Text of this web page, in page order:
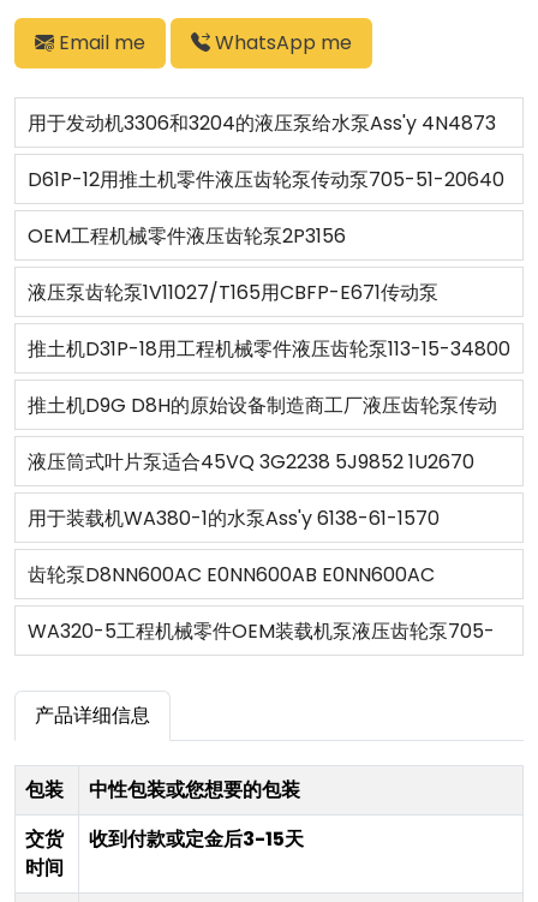
Email me WhatsApp me
用于发动机3306和3204的液压泵给水泵Ass'y 4N4873
D61P-12用推土机零件液压齿轮泵传动泵705-51-20640
OEM工程机械零件液压齿轮泵2P3156
液压泵齿轮泵1V11027/T165用CBFP-E671传动泵
推土机D31P-18用工程机械零件液压齿轮泵113-15-34800
推土机D9G D8H的原始设备制造商工厂液压齿轮泵传动
泵3P4002
液压筒式叶片泵适合45VQ 3G2238 5J9852 1U2670
3G2239
用于装载机WA380-1的水泵Ass'y 6138-61-1570
齿轮泵D8NN600AC E0NN600AB E0NN600AC
83957379福特拖拉机5110/
7910/821
WA320-5工程机械零件OEM装载机泵液压齿轮泵705-
产品详细信息
包装
中性包装或您想要的包装
交货
时间
收到付款或定金后3-15天